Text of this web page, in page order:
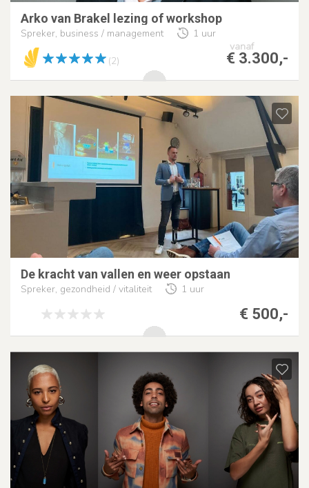
Arko van Brakel lezing of workshop
Spreker, business / management
1 uur
vanaf
€ 3.300,-
(2)
De kracht van vallen en weer opstaan
Spreker, gezondheid / vitaliteit 1 uur
€ 500,-